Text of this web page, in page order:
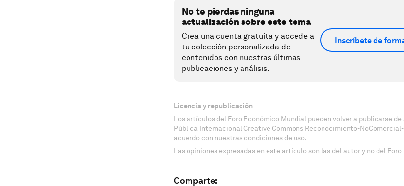
No te pierdas ninguna
actualización sobre este tema
Crea una cuenta gratuita y accede a
tu colección personalizada de
contenidos con nuestras últimas
publicaciones y análisis.
Inscríbete de
Licencia y republicación
Los artículos del Foro Económico Mundial pueden volver a publicarse
Pública Internacional Creative Commons Reconocimiento-
acuerdo con nuestras condiciones de uso.
Las opiniones expresadas en este artículo son las del autor y no del
Comparte: